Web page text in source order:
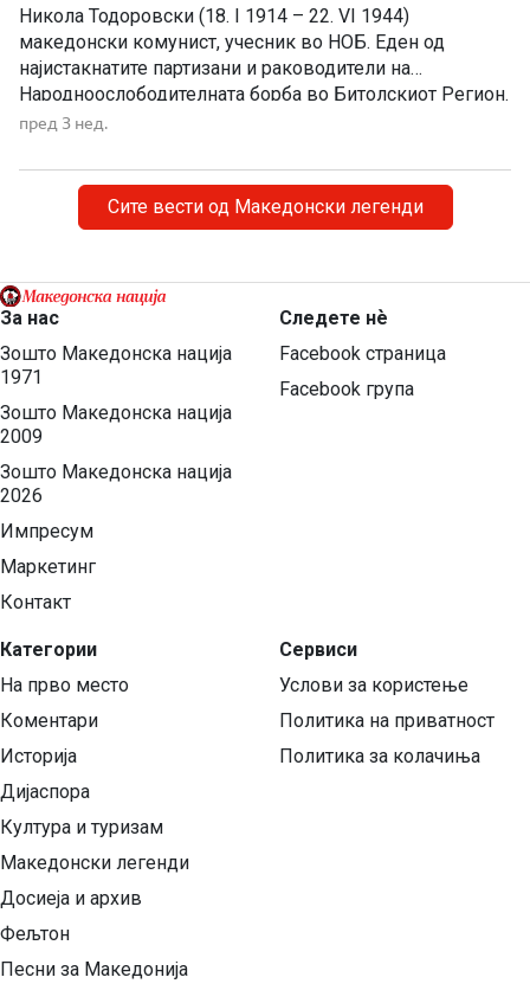
Никола Тодоровски (18. I 1914 – 22. VI 1944)
македонски комунист, учесник во НОБ. Еден од
најистакнатите партизани и раководители на
Народноослободителната борба во Битолскиот Регион.
Загинал како политички комесар во Првата
мина на 22. јули 1944 година во село Брунец, кај
Караорман. Никола Тодоровски, познат како Коле […]
пред 3 нед.
Сите вести од Македонски легенди
За нас
Зошто Македонска нација
1971
Зошто Македонска нација
2009
Зошто Македонска нација
2026
Импресум
Маркетинг
Контакт
Категории
На прво место
Коментари
Историја
Дијаспора
Култура и туризам
Македонски легенди
Досиеја и архив
Фељтон
Песни за Македонија
Следете нѐ
Facebook страница
Facebook група
Сервиси
Услови за користење
Политика на приватност
Политика за колачиња